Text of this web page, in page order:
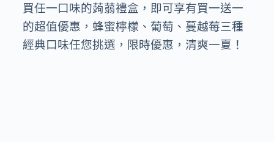
買任一口味的蒟蒻禮盒，即可享有買一送一
的超值優惠，蜂蜜檸檬、葡萄、蔓越莓三種
經典口味任您挑選，限時優惠，清爽一夏！